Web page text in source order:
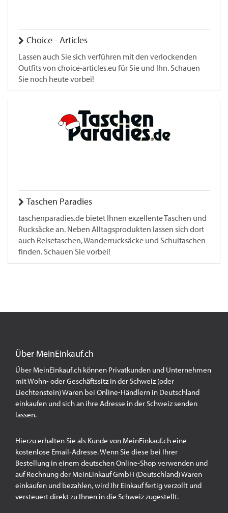
Choice - Articles
Lassen auch Sie sich verführen mit den verlockenden
Outfits von choice-articles.eu für Sie und Ihn. Schauen
Sie noch heute vorbei!
Taschen Paradies
taschenparadies.de bietet Ihnen exzellente Taschen und
Rucksäcke an. Neben Alltagsprodukten lassen sich dort
auch Reisetaschen, Wanderrucksäcke und Schultaschen
finden. Schauen Sie vorbei!
Über MeinEinkauf.ch
Über MeinEinkauf.ch können Privatkunden und Unternehmen
mit Wohn- oder Geschäftssitz in der Schweiz (oder
Liechtenstein) Waren bei Online-Händlern in Deutschland
einkaufen und sich an ihre Adresse in der Schweiz senden
lassen.
Hierzu erhalten Sie als Kunde von MeinEinkauf.ch eine
kostenlose Email-Adresse. Wenn Sie diese bei Ihrer
Bestellung in einem deutschen Online-Shop verwenden und
auf Rechnung der MeinEinkauf GmbH (Deutschland) Waren
einkaufen und bezahlen, wird Ihr Einkauf fertig verzollt und
versteuert direkt zu Ihnen in die Schweiz zugestellt.